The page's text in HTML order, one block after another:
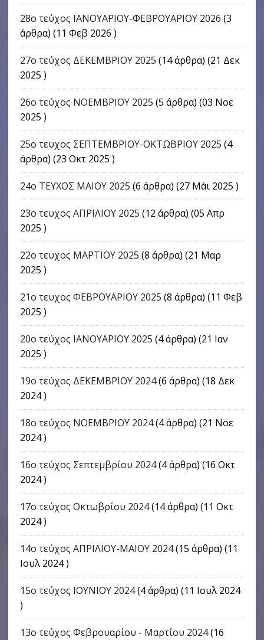
28ο τεύχος ΙΑΝΟΥΑΡΙΟΥ-ΦΕΒΡΟΥΑΡΙΟΥ 2026 (3
άρθρα) (11 Φεβ 2026 )
27ο τεύχος ΔΕΚΕΜΒΡΙΟΥ 2025 (14 άρθρα) (21 Δεκ
2025 )
26ο τεύχος ΝΟΕΜΒΡΙΟΥ 2025 (5 άρθρα) (03 Νοε
2025 )
25ο τευχος ΣΕΠΤΕΜΒΡΙΟΥ-ΟΚΤΩΒΡΙΟΥ 2025 (4
άρθρα) (23 Οκτ 2025 )
24o ΤΕΥΧΟΣ ΜΑΙΟΥ 2025 (6 άρθρα) (27 Μάι 2025 )
23ο τευχος ΑΠΡΙΛΙΟΥ 2025 (12 άρθρα) (05 Απρ
2025 )
22o τευχος ΜΑΡΤΙΟΥ 2025 (8 άρθρα) (21 Μαρ
2025 )
21ο τευχος ΦΕΒΡΟΥΑΡΙΟΥ 2025 (8 άρθρα) (11 Φεβ
2025 )
20ο τεύχος ΙΑΝΟΥΑΡΙΟΥ 2025 (4 άρθρα) (21 Ιαν
2025 )
19ο τεύχος ΔΕΚΕΜΒΡΙΟΥ 2024(6 άρθρα) (18 Δεκ
2024 )
18ο τεύχος ΝΟΕΜΒΡΙΟΥ 2024(4 άρθρα) (21 Νοε
2024 )
16o τεύχος Σεπτεμβρίου 2024(4 άρθρα) (16 Οκτ
2024 )
17o τεύχος Οκτωβρίου 2024(14 άρθρα) (11 Οκτ
2024 )
14ο τεύχος ΑΠΡΙΛΙΟΥ-ΜΑΙΟΥ 2024(15 άρθρα) (11
Ιουλ 2024 )
15ο τεύχος ΙΟΥΝΙΟΥ 2024(4 άρθρα) (11 Ιουλ 2024
)
13ο τεύχος Φεβρουαρίου - Μαρτίου 2024(16